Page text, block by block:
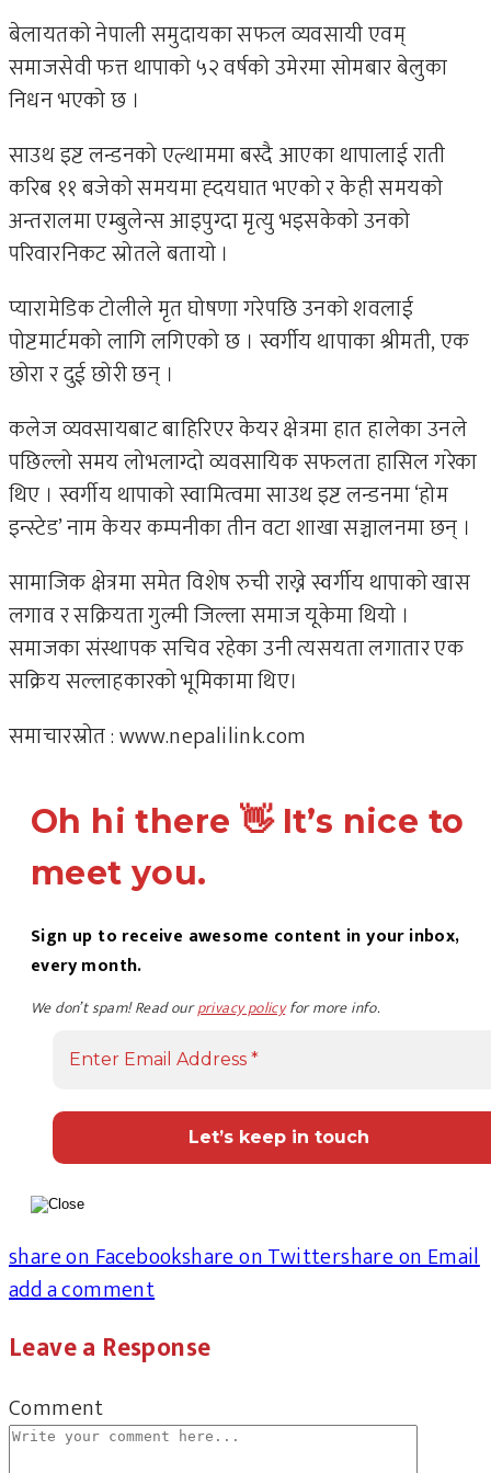
बेलायतको नेपाली समुदायका सफल व्यवसायी एवम्
समाजसेवी फत्त थापाको ५२ वर्षको उमेरमा सोमबार बेलुका
निधन भएको छ ।
साउथ इष्ट लन्डनको एल्थाममा बस्दै आएका थापालाई राती
करिब ११ बजेको समयमा ह्दयघात भएको र केही समयको
अन्तरालमा एम्बुलेन्स आइपुग्दा मृत्यु भइसकेको उनको
परिवारनिकट स्रोतले बतायो ।
प्यारामेडिक टोलीले मृत घोषणा गरेपछि उनको शवलाई
पोष्टमार्टमको लागि लगिएको छ । स्वर्गीय थापाका श्रीमती, एक
छोरा र दुई छोरी छन् ।
कलेज व्यवसायबाट बाहिरिएर केयर क्षेत्रमा हात हालेका उनले
पछिल्लो समय लोभलाग्दो व्यवसायिक सफलता हासिल गरेका
थिए । स्वर्गीय थापाको स्वामित्वमा साउथ इष्ट लन्डनमा ‘होम
इन्स्टेड’ नाम केयर कम्पनीका तीन वटा शाखा सञ्चालनमा छन् ।
सामाजिक क्षेत्रमा समेत विशेष रुची राख्ने स्वर्गीय थापाको खास
लगाव र सक्रियता गुल्मी जिल्ला समाज यूकेमा थियो ।
समाजका संस्थापक सचिव रहेका उनी त्यसयता लगातार एक
सक्रिय सल्लाहकारको भूमिकामा थिए।
समाचारस्रोत : www.nepalilink.com
Oh hi there 👋 It’s nice to
meet you.
Sign up to receive awesome content in your inbox,
every month.
We don’t spam! Read ourprivacy policyfor more info.
share on Facebookshare on Twittershare on Email
add a comment
Leave a Response
Comment